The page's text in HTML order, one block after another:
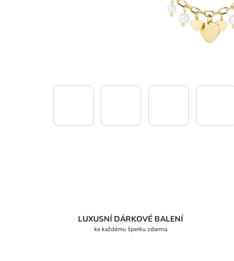
LUXUSNÍ DÁRKOVÉ BALENÍ
ke každému šperku zdarma